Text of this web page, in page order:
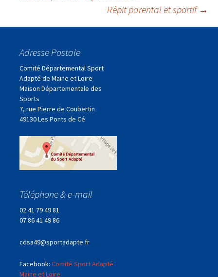
des
articles
Répit parental et sportif →
Adresse Postale
Comité Départemental Sport
Adapté de Maine et Loire
Maison Départementale des
Sports
7, rue Pierre de Coubertin
49130 Les Ponts de Cé
Téléphone & e-mail
02 41 79 49 81
07 86 41 49 86
cdsa49@sportadapte.fr
Facebook: Comité Sport Adapté
Maine et Loire